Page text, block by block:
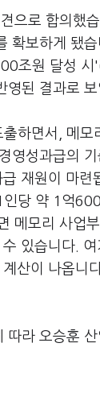
으로 합의했
확보하게 됐
조원 달성 시'
영된 결과로
하면서 메모
영성과급의
재원이 마련
인당 약 1 억
메모리 사업
있습니다 여
산이 나옵니
라 오승훈